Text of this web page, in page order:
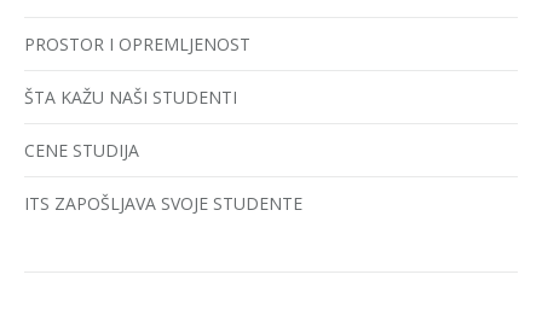
PROSTOR I OPREMLJENOST
ŠTA KAŽU NAŠI STUDENTI
CENE STUDIJA
ITS ZAPOŠLJAVA SVOJE STUDENTE